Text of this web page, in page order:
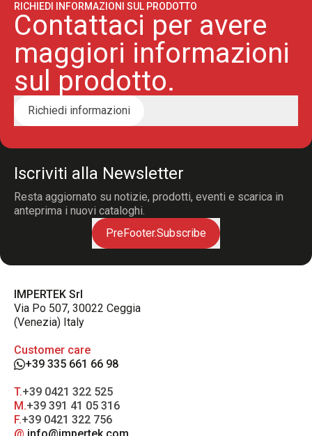
RICHIEDI INFORMAZIONI SUL PRODOTTO
Contattaci per avere
maggiori informazioni
sul prodotto.
Richiedi informazioni
Iscriviti alla Newsletter
Resta aggiornato su notizie, prodotti, eventi e scarica in
anteprima i nuovi cataloghi.
PreFooter.Subscribe
IMPERTEK Srl
Via Po 507, 30022 Ceggia
(Venezia) Italy
Customer care
+39 335 661 66 98
T.+39 0421 322 525
M.+39 391 41 05 316
F.+39 0421 322 756